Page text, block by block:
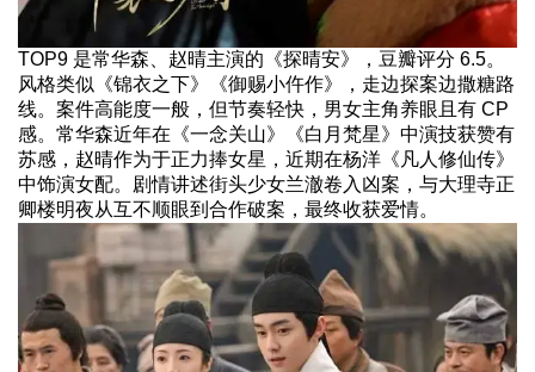
TOP9 是常华森、赵晴主演的《探晴安》，豆瓣评分 6.5。
风格类似《锦衣之下》《御赐小仵作》，走边探案边撒糖路
线。案件高能度一般，但节奏轻快，男女主角养眼且有 CP
感。常华森近年在《一念关山》《白月梵星》中演技获赞有
苏感，赵晴作为于正力捧女星，近期在杨洋《凡人修仙传》
中饰演女配。剧情讲述街头少女兰澈卷入凶案，与大理寺正
卿楼明夜从互不顺眼到合作破案，最终收获爱情。